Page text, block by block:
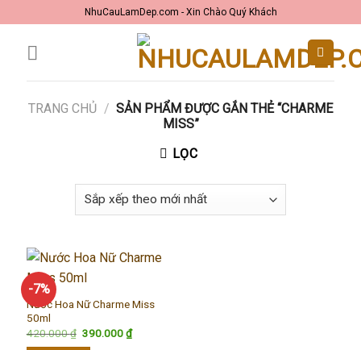
to
content
NhuCauLamDep.com - Xin Chào Quý Khách
TRANG CHỦ / SẢN PHẨM ĐƯỢC GẮN THẺ “CHARME
MISS”
LỌC
-7%
Nước Hoa Nữ Charme Miss
50ml
420.000₫ Giá
390.000₫Giá
hiện